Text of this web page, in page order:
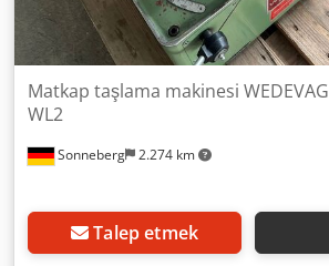
Sonneberg 2.274 km
Matkap taşlama makinesi WEDEVAG
WL2
Talep etmek